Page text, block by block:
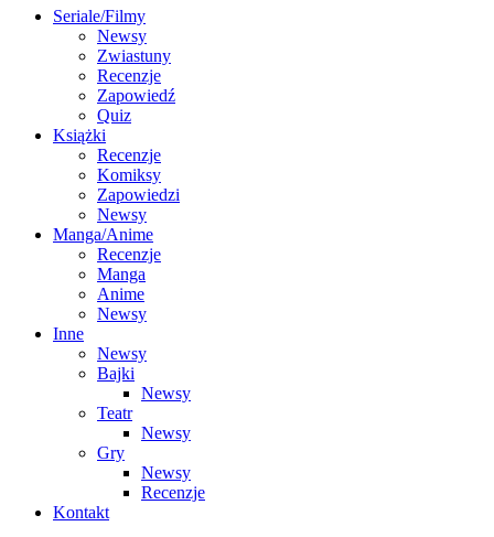
Seriale/Filmy
Newsy
Zwiastuny
Recenzje
Zapowiedź
Quiz
Książki
Recenzje
Komiksy
Zapowiedzi
Newsy
Manga/Anime
Recenzje
Manga
Anime
Newsy
Inne
Newsy
Bajki
Newsy
Teatr
Newsy
Gry
Newsy
Recenzje
Kontakt